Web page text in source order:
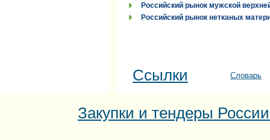
Российский рынок мужской
Российский рынок нетканых
Ссылки Словарь
Закупки и тендеры